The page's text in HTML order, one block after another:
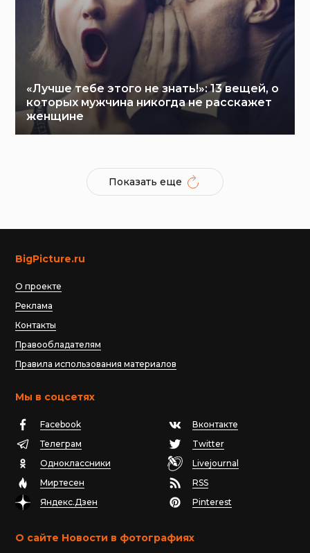
«Лучше тебе этого не знать!»: 13 вещей, о
которых мужчина никогда не расскажет
женщине
Показать еще
BigPicture.ru
О проекте
Реклама
Контакты
Правообладателям
Правила использования материалов
Мы в соцсетях
Facebook
Вконтакте
Телеграм
Twitter
Одноклассники
Livejournal
Миртесен
RSS
Яндекс.Дзен
Pinterest
О сайте Новости в фотографиях